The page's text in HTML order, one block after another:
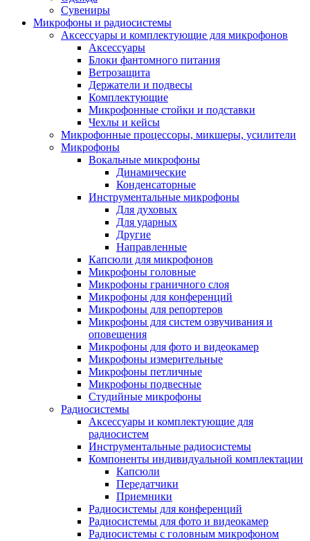
Сувениры
Микрофоны и радиосистемы
Аксессуары и комплектующие для микрофонов
Аксессуары
Блоки фантомного питания
Ветрозащита
Держатели и подвесы
Комплектующие
Микрофонные стойки и подставки
Чехлы и кейсы
Микрофонные процессоры, микшеры, усилители
Микрофоны
Вокальные микрофоны
Динамические
Конденсаторные
Инструментальные микрофоны
Для духовых
Для ударных
Другие
Направленные
Капсюли для микрофонов
Микрофоны головные
Микрофоны граничного слоя
Микрофоны для конференций
Микрофоны для репортеров
Микрофоны для систем озвучивания и
оповещения
Микрофоны для фото и видеокамер
Микрофоны измерительные
Микрофоны петличные
Микрофоны подвесные
Студийные микрофоны
Радиосистемы
Аксессуары и комплектующие для
радиосистем
Инструментальные радиосистемы
Компоненты индивидуальной комплектации
Капсюли
Передатчики
Приемники
Радиосистемы для конференций
Радиосистемы для фото и видеокамер
Радиосистемы с головным микрофоном